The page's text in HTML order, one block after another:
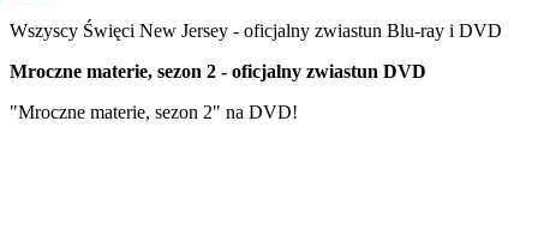
Wszyscy Święci New Jersey - oficjalny zwiastun Blu-ray i DVD
Mroczne materie, sezon 2 - oficjalny zwiastun DVD
"Mroczne materie, sezon 2" na DVD!